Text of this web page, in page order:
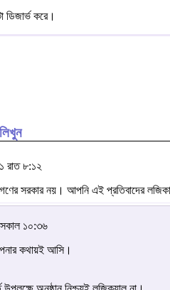
ডিজার্ভ করে।
রাত ৮:১২
সরকার নয়। আপনি এই প্রতিবাদের
সকাল ১০:৩৬
কথায়ই আসি।